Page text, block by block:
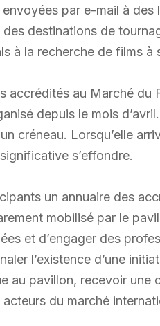
par e-mail à des
destinations de
à la recherche de films à
accrédités au Marché du
depuis le mois
créneau. Lorsqu’elle
s’effondre.
un annuaire des
mobilisé par le
et d’engager des
l’existence d’une
au pavillon, recevoir une
du marché